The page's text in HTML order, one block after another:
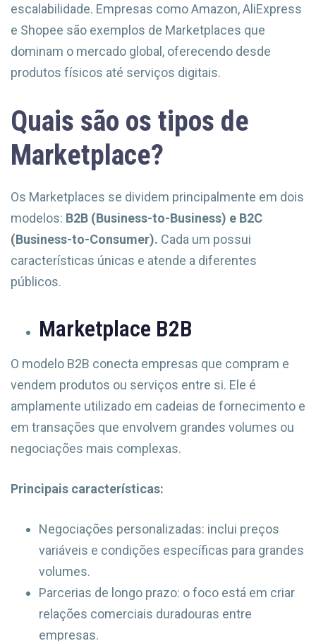
escalabilidade. Empresas como Amazon, AliExpress
e Shopee são exemplos de Marketplaces que
dominam o mercado global, oferecendo desde
produtos físicos até serviços digitais.
Quais são os tipos de
Marketplace?
Os Marketplaces se dividem principalmente em dois
modelos: B2B (Business-to-Business) e B2C
(Business-to-Consumer). Cada um possui
características únicas e atende a diferentes
públicos.
Marketplace B2B
O modelo B2B conecta empresas que compram e
vendem produtos ou serviços entre si. Ele é
amplamente utilizado em cadeias de fornecimento e
em transações que envolvem grandes volumes ou
negociações mais complexas.
Principais características:
Negociações personalizadas: inclui preços
variáveis e condições específicas para grandes
volumes.
Parcerias de longo prazo: o foco está em criar
relações comerciais duradouras entre
empresas.